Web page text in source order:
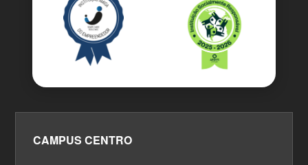
CAMPUS CENTRO